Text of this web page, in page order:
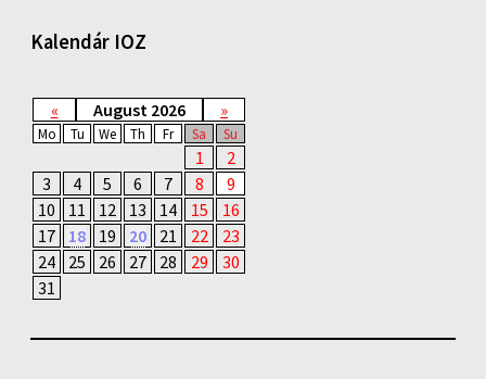
Kalendár IOZ
« August 2026 »
Mo Tu We Th Fr Sa Su
1
2
3
4 5 6 7 8
9
10
11 12 13 14 15
16
17
18 19 20 21 22
23
24
25 26 27 28 29
30
31